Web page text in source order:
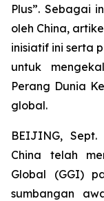
Plus”. Sebagai
oleh China,
inisiatif ini serta
untuk
Perang Dunia
global.
BEIJING, Sept.
China telah
Global (GGI)
sumbangan